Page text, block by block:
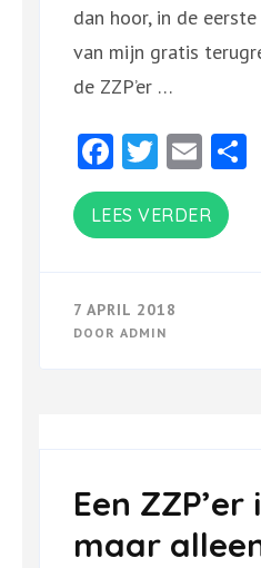
dan hoor, in de
van mijn gratis
de ZZP’er …
Facebook
Twitter
LEES VERDER
7 APRIL 2018
DOOR ADMIN
Een ZZP’er
maar